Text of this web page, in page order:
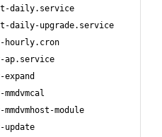
daily.service
daily-upgrade.service
module